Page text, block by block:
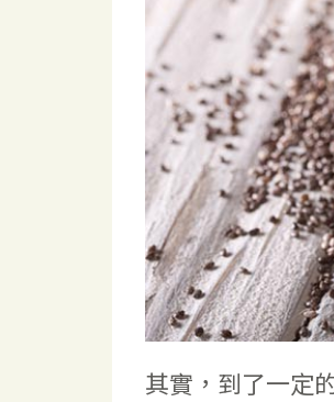
其實，到了一定